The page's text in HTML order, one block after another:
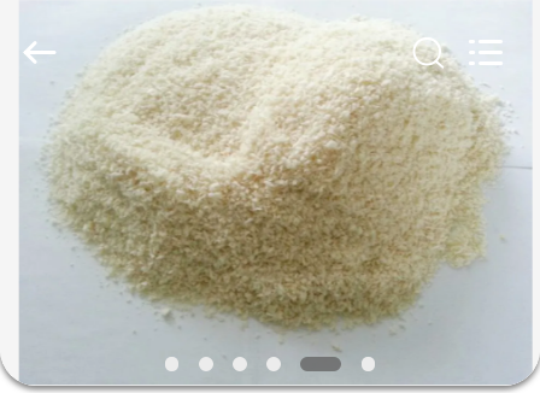
THUIS
PRODUCTEN
CO.,LTD..